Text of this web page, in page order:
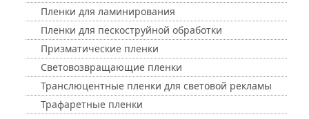
Пленки для ламинирования
Пленки для пескоструйной обработки
Призматические пленки
Световозвращающие пленки
Транслюцентные пленки для световой рекламы
Трафаретные пленки